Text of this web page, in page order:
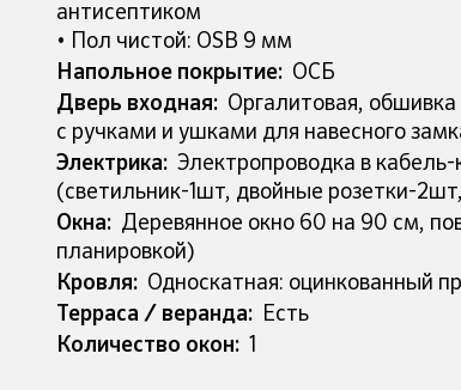
антисептиком
• Пол чистой: OSB 9 мм
Напольное покрытие: ОСБ
Дверь входная: Оргалитовая, обшивка
с ручками и ушками для навесного
Электрика: Электропроводка в
(светильник-1шт, двойные розетки-
Окна: Деревянное окно 60 на 90 см,
планировкой)
Кровля: Односкатная: оцинкованный
Терраса / веранда:
Есть
Количество окон: 1